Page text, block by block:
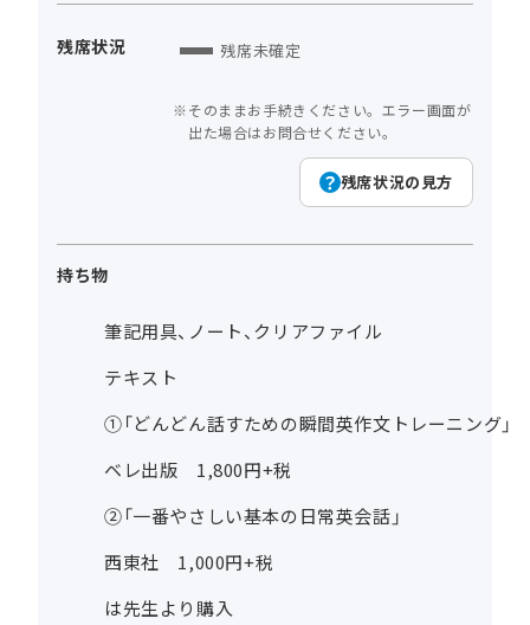
残席状況 残席未確定
そのままお手続きください。エラー画面が
出た場合はお問合せください。
残席状況の見方
持ち物
筆記用具、ノート、クリアファイル
テキスト
①「どんどん話すための瞬間英作文トレーニング」
ベレ出版 1,800円+税
②「一番やさしい基本の日常英会話」
西東社 1,000円+税
は先生より購入